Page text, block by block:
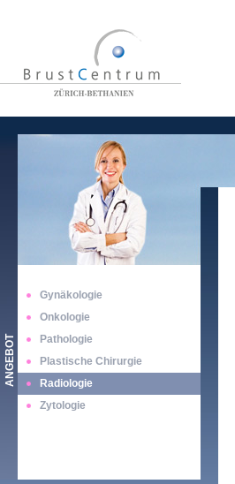
ANGEBOT
Gynäkologie
Onkologie
Pathologie
Plastische Chirurgie
Radiologie
Zytologie